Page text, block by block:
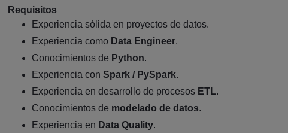
Requisitos
Experiencia sólida en proyectos de datos.
Experiencia como Data Engineer.
Conocimientos de Python.
Experiencia con Spark / PySpark.
Experiencia en desarrollo de procesos ETL.
Conocimientos de modelado de datos.
Experiencia en Data Quality.